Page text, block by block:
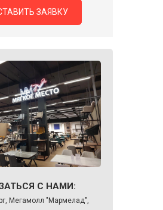
ЗАЯВКУ
С НАМИ:
Мегамолл "Мармелад",